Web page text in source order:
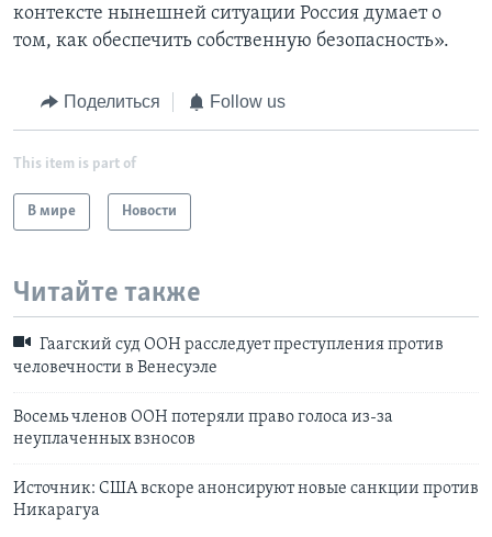
контексте нынешней ситуации Россия думает о
том, как обеспечить собственную безопасность».
Поделиться Follow us
This item is part of
В мире Новости
Читайте также
Гаагский суд ООН расследует преступления против
человечности в Венесуэле
Восемь членов ООН потеряли право голоса из-за
неуплаченных взносов
Источник: США вскоре анонсируют новые санкции против
Никарагуа